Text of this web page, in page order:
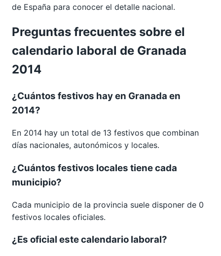
de España para conocer el detalle nacional.
Preguntas frecuentes sobre el
calendario laboral de Granada
2014
¿Cuántos festivos hay en Granada en
2014?
En 2014 hay un total de 13 festivos que combinan
días nacionales, autonómicos y locales.
¿Cuántos festivos locales tiene cada
municipio?
Cada municipio de la provincia suele disponer de 0
festivos locales oficiales.
¿Es oficial este calendario laboral?